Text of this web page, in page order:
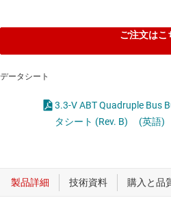
ご注文はこ
データシート
3.3-V ABT Quadruple Bus
タシート (Rev. B)
(英語)